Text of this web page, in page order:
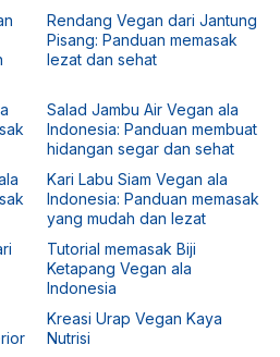
Rendang Vegan dari Jantung
Pisang: Panduan memasak
lezat dan sehat
Salad Jambu Air Vegan ala
Indonesia: Panduan membuat
hidangan segar dan sehat
Kari Labu Siam Vegan ala
Indonesia: Panduan memasak
yang mudah dan lezat
Tutorial memasak Biji
Ketapang Vegan ala
Indonesia
Kreasi Urap Vegan Kaya
Nutrisi